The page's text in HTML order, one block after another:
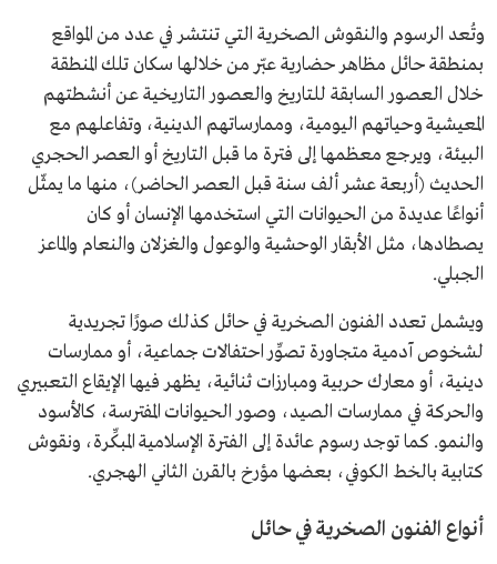
وتُعد الرسوم والنقوش الصخرية التي تنتشر في عدد من المواقع
بمنطقة حائل مظاهر حضارية عبّر من خلالها سكان تلك المنطقة
خلال العصور السابقة للتاريخ والعصور التاريخية عن أنشطتهم
المعيشية وحياتهم اليومية، وممارساتهم الدينية، وتفاعلهم مع
البيئة، ويرجع معظمها إلى فترة ما قبل التاريخ أو العصر الحجري
الحديث (أربعة عشر ألف سنة قبل العصر الحاضر)، منها ما يمثّل
أنواعًا عديدة من الحيوانات التي استخدمها الإنسان أو كان
يصطادها، مثل الأبقار الوحشية والوعول والغزلان والنعام والماعز
الجبلي.
ويشمل تعدد الفنون الصخرية في حائل كذلك صورًا تجريدية
لشخوص آدمية متجاورة تصوِّر احتفالات جماعية، أو ممارسات
دينية، أو معارك حربية ومبارزات ثنائية، يظهر فيها الإيقاع التعبيري
والحركة في ممارسات الصيد، وصور الحيوانات المفترسة، كالأسود
والنمو. كما توجد رسوم عائدة إلى الفترة الإسلامية المبكِّرة، ونقوش
كتابية بالخط الكوفي، بعضها مؤرخ بالقرن الثاني الهجري.
أنواع الفنون الصخرية في حائل